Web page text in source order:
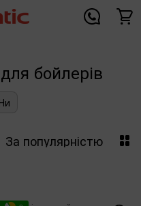
бойлерів
За популярністю